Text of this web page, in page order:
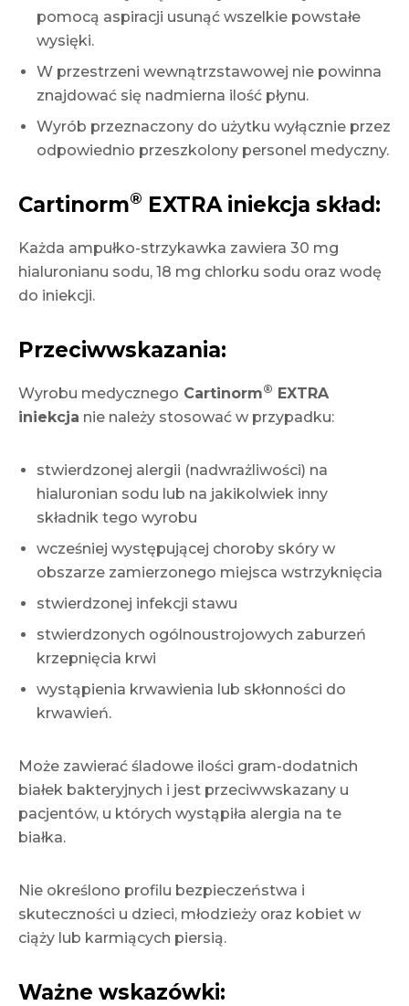
pomocą aspiracji usunąć wszelkie powstałe
wysięki.
W przestrzeni wewnątrzstawowej nie powinna
znajdować się nadmierna ilość płynu.
Wyrób przeznaczony do użytku wyłącznie przez
odpowiednio przeszkolony personel medyczny.
Cartinorm® EXTRA iniekcja skład:
Każda ampułko-strzykawka zawiera 30 mg
hialuronianu sodu, 18 mg chlorku sodu oraz wodę
do iniekcji.
Przeciwwskazania:
Wyrobu medycznego Cartinorm® EXTRA
iniekcja nie należy stosować w przypadku:
stwierdzonej alergii (nadwrażliwości) na
hialuronian sodu lub na jakikolwiek inny
składnik tego wyrobu
wcześniej występującej choroby skóry w
obszarze zamierzonego miejsca wstrzyknięcia
stwierdzonej infekcji stawu
stwierdzonych ogólnoustrojowych zaburzeń
krzepnięcia krwi
wystąpienia krwawienia lub skłonności do
krwawień.
Może zawierać śladowe ilości gram-dodatnich
białek bakteryjnych i jest przeciwwskazany u
pacjentów, u których wystąpiła alergia na te
białka.
Nie określono profilu bezpieczeństwa i
skuteczności u dzieci, młodzieży oraz kobiet w
ciąży lub karmiących piersią.
Ważne wskazówki: